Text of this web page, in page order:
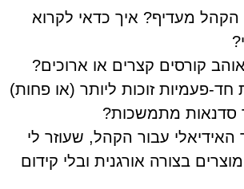
הקהל מעדיף? איך כדאי לקרוא
קורסים קצרים או ארוכים?
פעמיות זוכות ליותר (או פחות)
מתמשכות?
עבור הקהל, שעוזר לי
בצורה אורגנית ובלי קידום